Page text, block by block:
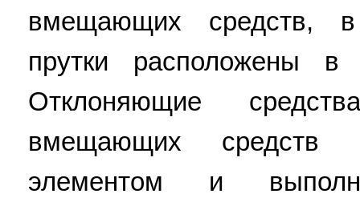
вмещающих средств, в
прутки расположены в
Отклоняющие
вмещающих средств
элементом и